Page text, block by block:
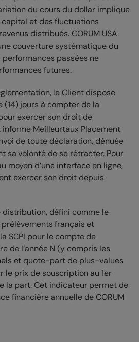
du cours du dollar implique
et des fluctuations
distribués. CORUM USA
couverture systématique du
performances passées ne
futures.
le Client dispose
(14) jours à compter de la
exercer son droit de
Meilleurtaux Placement
de toute déclaration, dénuée
sa volonté de se rétracter. Pour
moyen d’une interface en ligne,
exercer son droit depuis
distribution, défini comme le
français et
SCPI pour le compte de
de l’année N (y compris les
et quote-part de plus-values
le prix de souscription au 1er
la part. Cet indicateur permet de
financière annuelle de CORUM